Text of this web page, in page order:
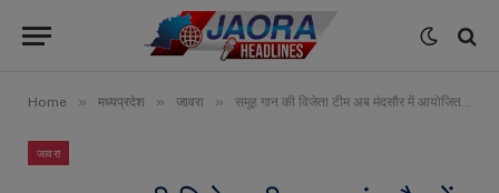
Home » मध्यप्रदेश » जावरा » समूह गान की विजेता टीम अब मंदसौर में आयोजित प्रान्त स्तरीय प्रतियोगिता में करेगी जावरा का प्रतिनिधत्व
जावरा